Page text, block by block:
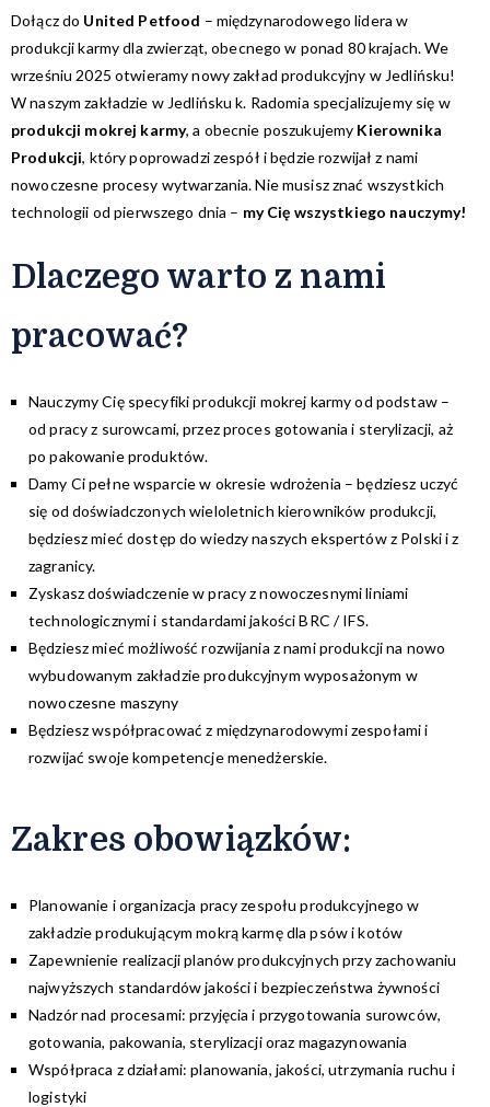
Dołącz do United Petfood – międzynarodowego lidera w
produkcji karmy dla zwierząt, obecnego w ponad 80 krajach. We
wrześniu 2025 otwieramy nowy zakład produkcyjny w Jedlińsku!
W naszym zakładzie w Jedlińsku k. Radomia specjalizujemy się w
produkcji mokrej karmy, a obecnie poszukujemy Kierownika
Produkcji, który poprowadzi zespół i będzie rozwijał z nami
nowoczesne procesy wytwarzania. Nie musisz znać wszystkich
technologii od pierwszego dnia – my Cię wszystkiego nauczymy!
Dlaczego warto z nami
pracować?
Nauczymy Cię specyfiki produkcji mokrej karmy od podstaw –
od pracy z surowcami, przez proces gotowania i sterylizacji, aż
po pakowanie produktów.
Damy Ci pełne wsparcie w okresie wdrożenia – będziesz uczyć
się od doświadczonych wieloletnich kierowników produkcji,
będziesz mieć dostęp do wiedzy naszych ekspertów z Polski i z
zagranicy.
Zyskasz doświadczenie w pracy z nowoczesnymi liniami
technologicznymi i standardami jakości BRC / IFS.
Będziesz mieć możliwość rozwijania z nami produkcji na nowo
wybudowanym zakładzie produkcyjnym wyposażonym w
nowoczesne maszyny
Będziesz współpracować z międzynarodowymi zespołami i
rozwijać swoje kompetencje menedżerskie.
Zakres obowiązków:
Planowanie i organizacja pracy zespołu produkcyjnego w
zakładzie produkującym mokrą karmę dla psów i kotów
Zapewnienie realizacji planów produkcyjnych przy zachowaniu
najwyższych standardów jakości i bezpieczeństwa żywności
Nadzór nad procesami: przyjęcia i przygotowania surowców,
gotowania, pakowania, sterylizacji oraz magazynowania
Współpraca z działami: planowania, jakości, utrzymania ruchu i
logistyki